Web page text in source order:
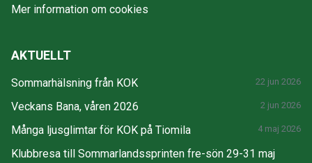
Mer information om cookies
AKTUELLT
Sommarhälsning från KOK 22 jun 2026
Veckans Bana, våren 2026 2 jun 2026
Många ljusglimtar för KOK på Tiomila 4 maj 2026
Klubbresa till Sommarlandssprinten fre-sön 29-31 maj